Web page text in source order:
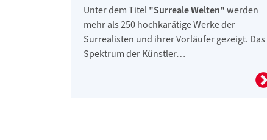
Unter dem Titel"Surreale Welten"werden
mehr als 250 hochkarätige Werke der
Surrealisten und ihrer Vorläufer gezeigt. Das
Spektrum der Künstler…